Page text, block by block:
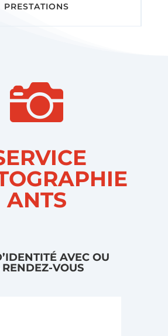
PRESTATIONS

ANTS
AVEC OU
VOUS